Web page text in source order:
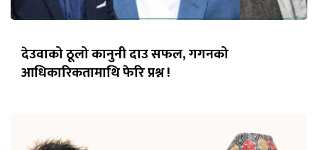
देउवाको ठूलो कानुनी दाउ सफल, गगनको
आधिकारिकतामाथि फेरि प्रश्न !